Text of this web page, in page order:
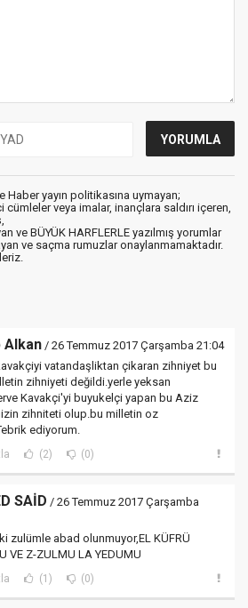
Haber yayın politikasına uymayan;
veya imalar, inançlara saldırı içeren,
ve BÜYÜK HARFLERLE yazılmış yorumlar
ve saçma rumuzlar onaylanmamaktadır.
Alkan / 26 Temmuz 2017 Çarşamba 21:04
vatandaşliktan çikaran zihniyet bu
zihniyeti değildi.yerle yeksan
Kavakçi'yi buyukelçi yapan bu Aziz
zihniteti olup.bu milletin oz
ediyorum.
(2) (0)
SAİD / 26 Temmuz 2017 Çarşamba
zulümle abad olunmuyor,EL KÜFRÜ
VE Z-ZULMU LA YEDUMU
(1) (0)